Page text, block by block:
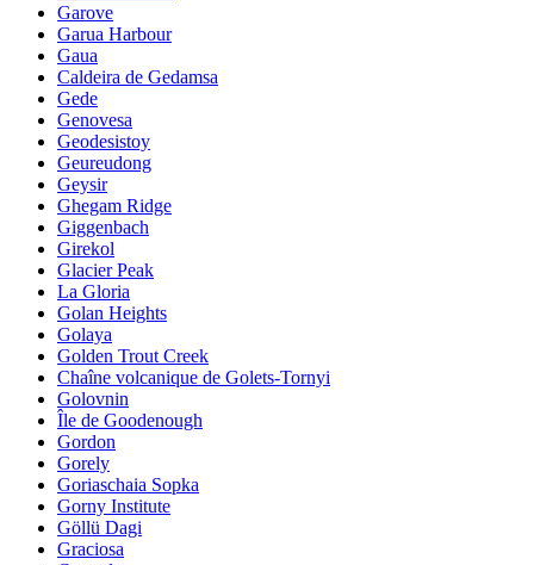
Garove
Garua Harbour
Gaua
Caldeira de Gedamsa
Gede
Genovesa
Geodesistoy
Geureudong
Geysir
Ghegam Ridge
Giggenbach
Girekol
Glacier Peak
La Gloria
Golan Heights
Golaya
Golden Trout Creek
Chaîne volcanique de Golets-Tornyi
Golovnin
Île de Goodenough
Gordon
Gorely
Goriaschaia Sopka
Gorny Institute
Göllü Dagi
Graciosa